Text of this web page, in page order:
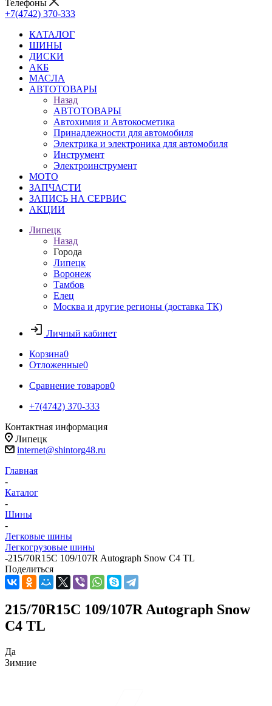
Телефоны
+7(4742) 370-333
КАТАЛОГ
ШИНЫ
ДИСКИ
АКБ
МАСЛА
АВТОТОВАРЫ
Назад
АВТОТОВАРЫ
Автохимия и Автокосметика
Принадлежности для автомобиля
Электрика и электроника для автомобиля
Инструмент
Электроинструмент
МОТО
ЗАПЧАСТИ
ЗАПИСЬ НА СЕРВИС
АКЦИИ
Липецк
Назад
Города
Липецк
Воронеж
Тамбов
Елец
Москва и другие регионы (доставка ТК)
Личный кабинет
Корзина0
Отложенные0
Сравнение товаров0
+7(4742) 370-333
Контактная информация
Липецк
internet@shintorg48.ru
Главная
-
Каталог
-
Шины
-
Легковые шины
Легкогрузовые шины
-215/70R15C 109/107R Autograph Snow C4 TL
Поделиться
215/70R15C 109/107R Autograph Snow
C4 TL
Да
Зимние